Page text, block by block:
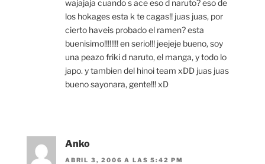
wajajaja cuando s ace eso d naruto? eso de
los hokages esta k te cagas!! juas juas, por
cierto haveis probado el ramen? esta
buenisimo!!!!!!!! en serio!!! jeejeje bueno, soy
una peazo friki d naruto, el manga, y todo lo
japo. y tambien del hinoi team xDD juas juas
bueno sayonara, gente!!! xD
Anko
ABRIL 3, 2006 A LAS 5:42 PM